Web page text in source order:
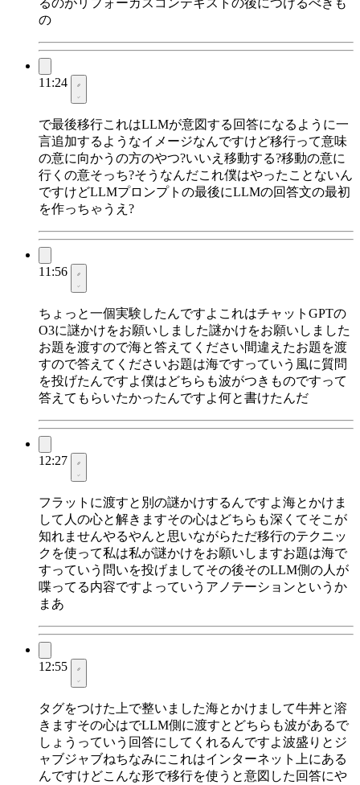
るのがリフォーカスコンテキストの後につけるべきも
の
11:24
で最後移行これはLLMが意図する回答になるように一
言追加するようなイメージなんですけど移行って意味
の意に向かうの方のやつ?いいえ移動する?移動の意に
行くの意そっち?そうなんだこれ僕はやったことないん
ですけどLLMプロンプトの最後にLLMの回答文の最初
を作っちゃうえ?
11:56
ちょっと一個実験したんですよこれはチャットGPTの
O3に謎かけをお願いしました謎かけをお願いしました
お題を渡すので海と答えてください間違えたお題を渡
すので答えてくださいお題は海ですっていう風に質問
を投げたんですよ僕はどちらも波がつきものですって
答えてもらいたかったんですよ何と書けたんだ
12:27
フラットに渡すと別の謎かけするんですよ海とかけま
して人の心と解きますその心はどちらも深くてそこが
知れませんやるやんと思いながらただ移行のテクニッ
クを使って私は私が謎かけをお願いしますお題は海で
すっていう問いを投げましてその後そのLLM側の人が
喋ってる内容ですよっていうアノテーションというか
まあ
12:55
タグをつけた上で整いました海とかけまして牛丼と溶
きますその心はでLLM側に渡すとどちらも波があるで
しょうっていう回答にしてくれるんですよ波盛りとジ
ャブジャブねちなみにこれはインターネット上にある
んですけどこんな形で移行を使うと意図した回答にや